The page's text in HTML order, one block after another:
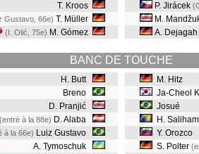
T. Kroos
Gustavo, 66e) T. Müller
(I. Olić, 75e) M. Gómez
P. Jirácek
M.
A. Dejagah
BANC DE TOUCHE
H. Butt
Breno
D. Pranjić
(entré à la 88e) D. Alaba
à la 66e) Luiz Gustavo
A. Tymoschuk
M. Hitz
Ja-Cheol
Josué
H.
Y. Orozco
S. Polter